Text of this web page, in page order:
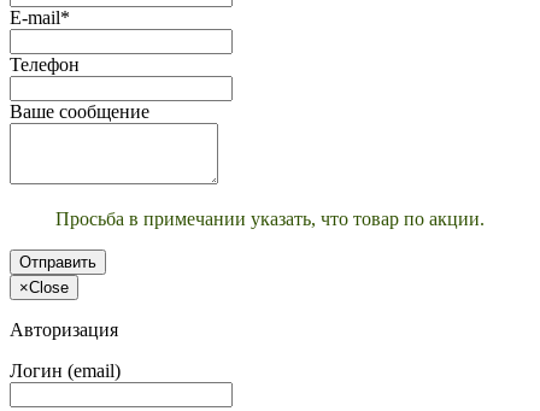
E-mail*
Телефон
Ваше сообщение
Просьба в примечании указать, что товар по акции.
Отправить
×Close
Авторизация
Логин (email)